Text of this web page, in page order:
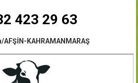
423 29 63
AFŞİN-KAHRAMANMARAŞ